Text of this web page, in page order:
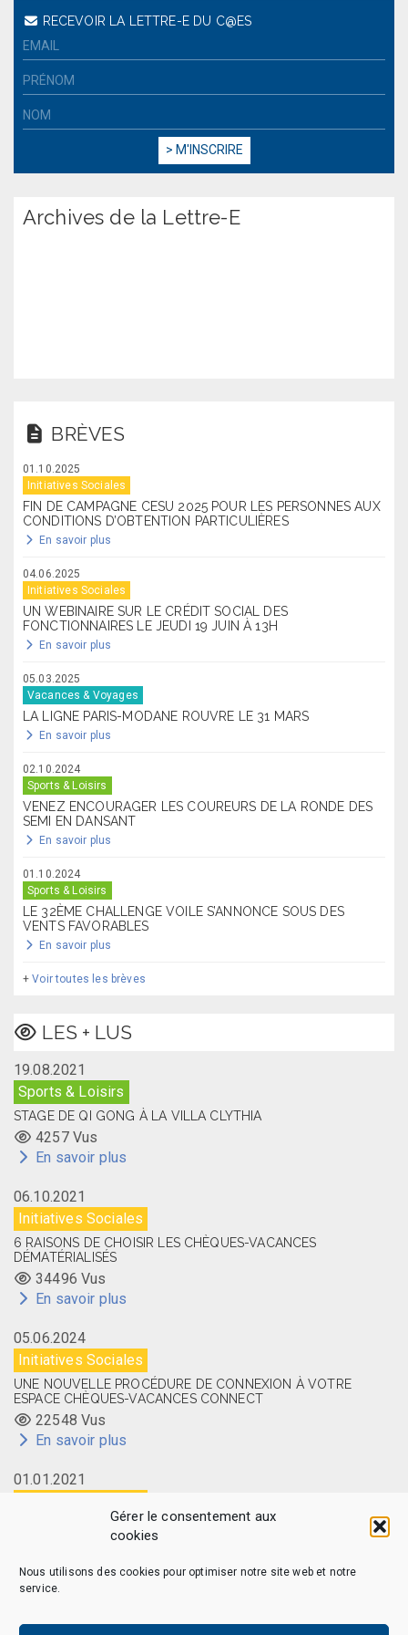
Gérer le consentement aux
cookies
Nous utilisons des cookies pour optimiser notre site web et notre
service.
RECEVOIR LA LETTRE-E DU C@ES
Archives de la Lettre-E
BRÈVES
01.10.2025
Initiatives Sociales
FIN DE CAMPAGNE CESU 2025 POUR LES PERSONNES AUX
CONDITIONS D’OBTENTION PARTICULIÈRES
En savoir plus
04.06.2025
Initiatives Sociales
UN WEBINAIRE SUR LE CRÉDIT SOCIAL DES
FONCTIONNAIRES LE JEUDI 19 JUIN À 13H
En savoir plus
05.03.2025
Vacances & Voyages
LA LIGNE PARIS-MODANE ROUVRE LE 31 MARS
En savoir plus
02.10.2024
Sports & Loisirs
VENEZ ENCOURAGER LES COUREURS DE LA RONDE DES
SEMI EN DANSANT
En savoir plus
01.10.2024
Sports & Loisirs
LE 32ÈME CHALLENGE VOILE S’ANNONCE SOUS DES
VENTS FAVORABLES
En savoir plus
+Voir toutes les brèves
LES + LUS
19.08.2021
Sports & Loisirs
STAGE DE QI GONG À LA VILLA CLYTHIA
4257 Vus
En savoir plus
06.10.2021
Initiatives Sociales
6 RAISONS DE CHOISIR LES CHÈQUES-VACANCES
DÉMATÉRIALISÉS
34496 Vus
En savoir plus
05.06.2024
Initiatives Sociales
UNE NOUVELLE PROCÉDURE DE CONNEXION À VOTRE
ESPACE CHÈQUES-VACANCES CONNECT
22548 Vus
En savoir plus
01.01.2021
LA CARTE MEMBRE CAES DU CNRS DISPONIBLE EN LIGNE
En savoir plus